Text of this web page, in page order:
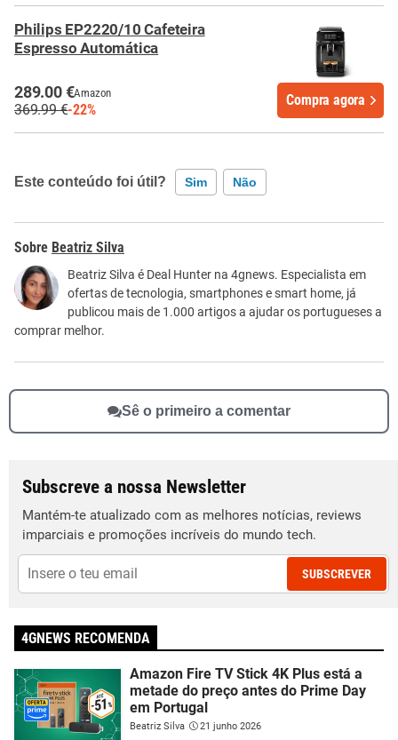
Philips EP2220/10 Cafeteira
Espresso Automática
289.00 €Amazon
369.99 €-22%
Compra agora
Este conteúdo foi útil? Sim Não
Este conteúdo contém informação incorreta
Este conteúdo não tem a informação que procuro
Outro
Beatriz Silva
Beatriz Silva é Deal Hunter na 4gnews. Especialista em
ofertas de tecnologia, smartphones e smart home, já
publicou mais de 1.000 artigos a ajudar os portugueses a
comprar melhor.
Sê o primeiro a comentar
Subscreve a nossa Newsletter
Mantém-te atualizado com as melhores notícias, reviews
imparciais e promoções incríveis do mundo tech.
SUBSCREVER
4GNEWS RECOMENDA
Amazon Fire TV Stick 4K Plus está a
metade do preço antes do Prime Day
em Portugal
Beatriz Silva 21 junho 2026